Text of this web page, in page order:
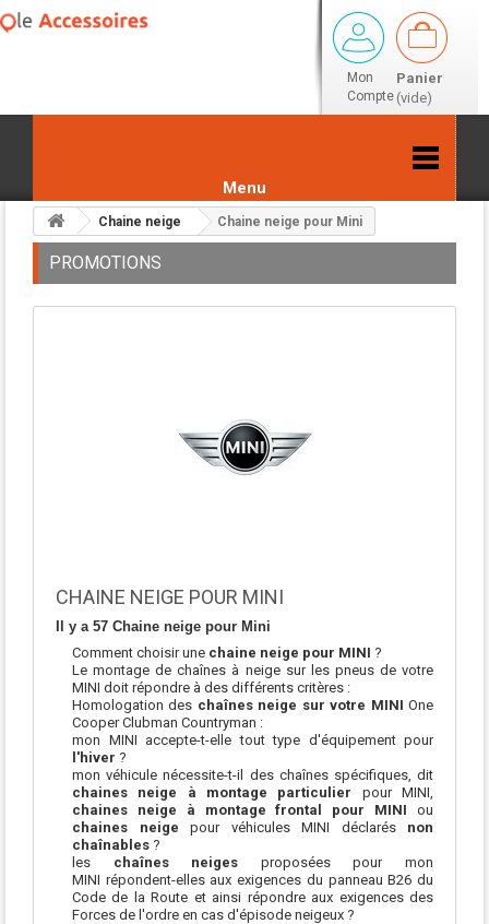
Mon
Compte
Panier
(vide)
Menu
Chaine neige Chaine neige pour Mini
PROMOTIONS
CHAINE NEIGE POUR MINI
Il y a 57 Chaine neige pour Mini
Comment choisir une chaine neige pour MINI ?
Le montage de chaînes à neige sur les pneus de votre
MINI doit répondre à des différents critères :
Homologation des chaînes neige sur votre MINIOne
Cooper Clubman Countryman :
mon MINI accepte-t-elle tout type d'équipement pour
l'hiver ?
mon véhicule nécessite-t-il des chaînes spécifiques, dit
chaines neige à montage particulier pour MINI,
chaines neige à montage frontal pour MINI ou
chaines neige pour véhicules MINI déclarés non
chaînables ?
les chaînes neiges proposées pour mon
MINI répondent-elles aux exigences du panneau B26 du
Code de la Route et ainsi répondre aux exigences des
Forces de l'ordre en cas d'épisode neigeux ?